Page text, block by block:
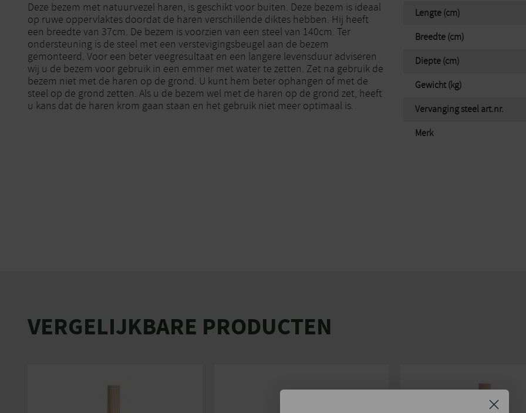
Deze bezem met natuurvezel haren, is geschikt voor buiten. Deze bezem is ideaal
op ruwe oppervlaktes doordat de haren verschillende diktes hebben. Hij heeft
een breedte van 37cm. De bezem is voorzien van een steel van 140cm. Ter
ondersteuning is de steel met een verstevigingsbeugel aan de bezem
gemonteerd. Voor een beter veegresultaat en een langere levensduur adviseren
wij u de bezem voor gebruik in een emmer met water te zetten. Zet na gebruik de
bezem niet met de haren op de grond. U kunt hem beter ophangen of met de
steel op de grond zetten. Als u de bezem wel met de haren op de grond zet, heeft
u kans dat de haren krom gaan staan en het gebruik niet meer optimaal is.
Lengte (cm)
Breedte (cm)
Diepte (cm)
Gewicht (kg)
Vervanging steel art.nr.
Merk
VERGELIJKBARE PRODUCTEN